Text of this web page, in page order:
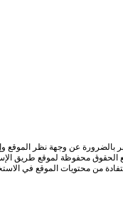
بالضرورة عن وجهة نظر الموقع
الحقوق محفوظة لموقع طريق
من محتويات الموقع في